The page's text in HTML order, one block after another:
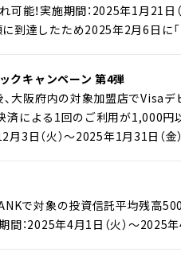
可能！実施期間：2025年1月21
到達したため2025年2月6日に
クキャンペーン 第4弾
大阪府内の対象加盟店でVisa
済による1回のご利用が1,000
月3日（火）～2025年1月31日（
で対象の投資信託平均残高
：2025年4月1日（火）～2025年